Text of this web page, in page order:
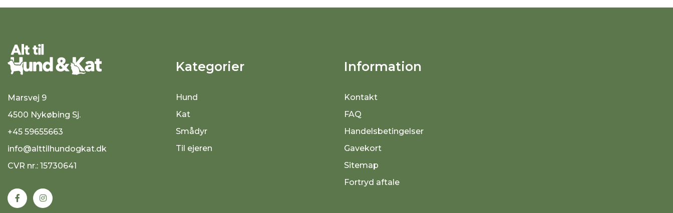
Marsvej 9
4500 Nykøbing Sj.
+45 59655663
info@alttilhundogkat.dk
CVR nr.: 15730641
Kategorier
Hund
Kat
Smådyr
Til ejeren
Information
Kontakt
FAQ
Handelsbetingelser
Gavekort
Sitemap
Fortryd aftale